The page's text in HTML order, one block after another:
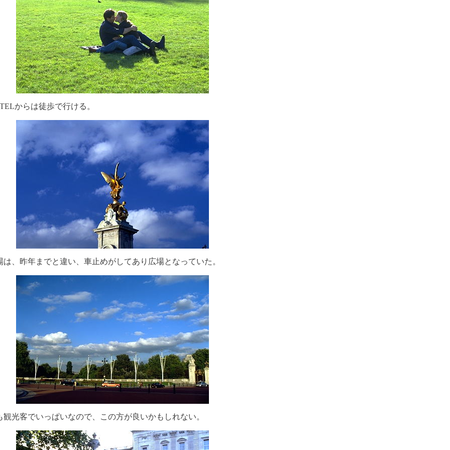
からは徒歩で行ける。
は、昨年までと違い、車止めがしてあり広場となっていた。
観光客でいっぱいなので、この方が良いかもしれない。